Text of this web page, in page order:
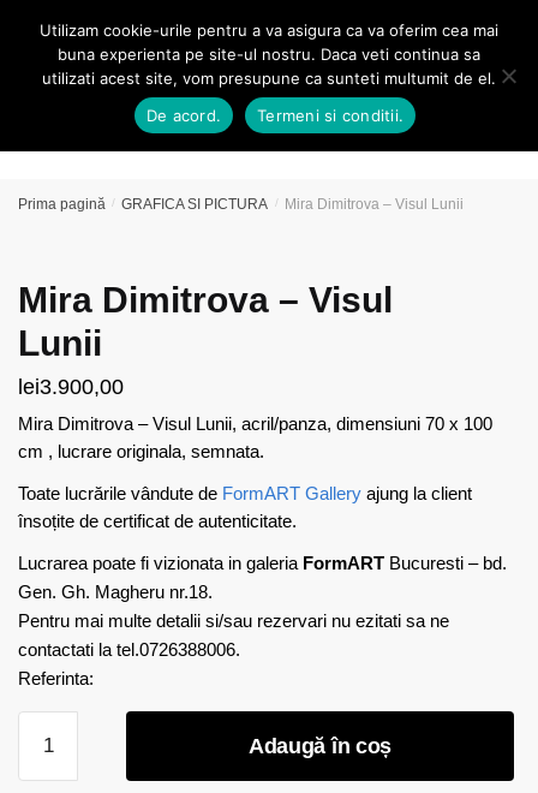
navigation
content
MENU
Prima pagină / GRAFICA SI PICTURA / Mira Dimitrova – Visul Lunii
Mira Dimitrova – Visul
Lunii
lei3.900,00
Mira Dimitrova – Visul Lunii, acril/panza, dimensiuni 70 x 100
cm , lucrare originala, semnata.
Toate lucrările vândute de FormART Gallery ajung la client
însoțite de certificat de autenticitate.
Lucrarea poate fi vizionata in galeria FormART Bucuresti – bd.
Gen. Gh. Magheru nr.18.
Pentru mai multe detalii si/sau rezervari nu ezitati sa ne
contactati la tel.0726388006.
Referinta:
Mira
Dimitrova
Adaugă în coș
Utilizam cookie-urile pentru a va asigura ca va oferim cea mai
buna experienta pe site-ul nostru. Daca veti continua sa
utilizati acest site, vom presupune ca sunteti multumit de el.
De acord.
Termeni si conditii.